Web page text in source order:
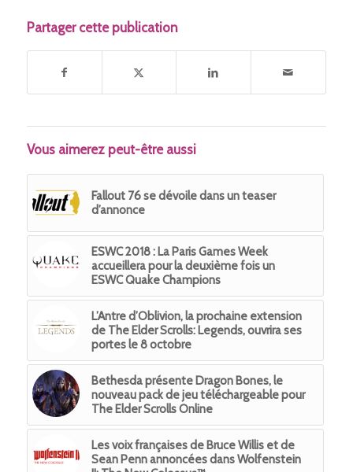
Partager cette publication
Vous aimerez peut-être aussi
Fallout 76 se dévoile dans un teaser
d’annonce
ESWC 2018 : La Paris Games Week
accueillera pour la deuxième fois un
ESWC Quake Champions
L’Antre d’Oblivion, la prochaine extension
de The Elder Scrolls: Legends, ouvrira ses
portes le 8 octobre
Bethesda présente Dragon Bones, le
nouveau pack de jeu téléchargeable pour
The Elder Scrolls Online
Les voix françaises de Bruce Willis et de
Sean Penn annoncées dans Wolfenstein